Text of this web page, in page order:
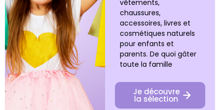
vêtements,
chaussures,
accessoires, livres et
cosmétiques naturels
pour enfants et
parents. De quoi gâter
toute la famille
Je découvre
la sélection